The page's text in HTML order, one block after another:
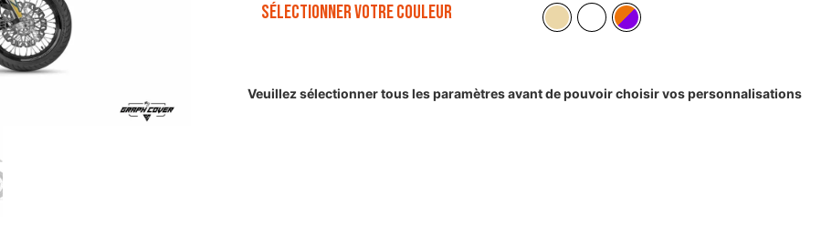
Sélectionner votre couleur
Veuillez sélectionner tous les paramètres avant de pouvoir choisir vos personnalisations